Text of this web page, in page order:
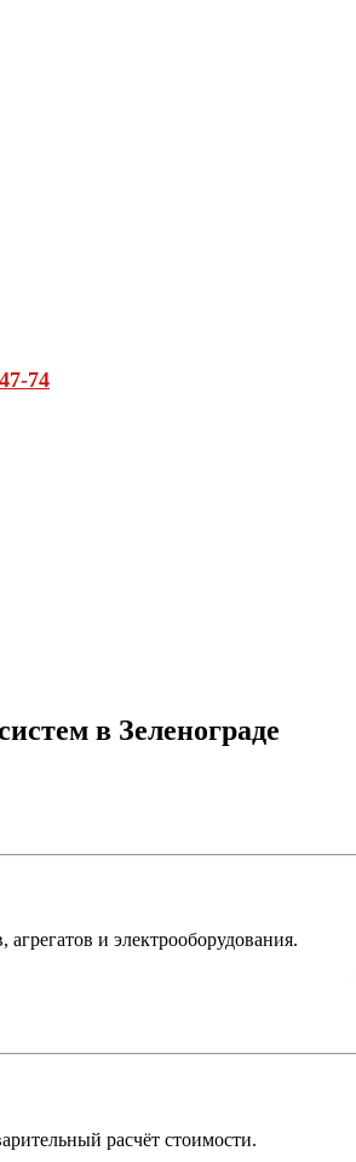
74
в Зеленограде
и электрооборудования.
расчёт стоимости.